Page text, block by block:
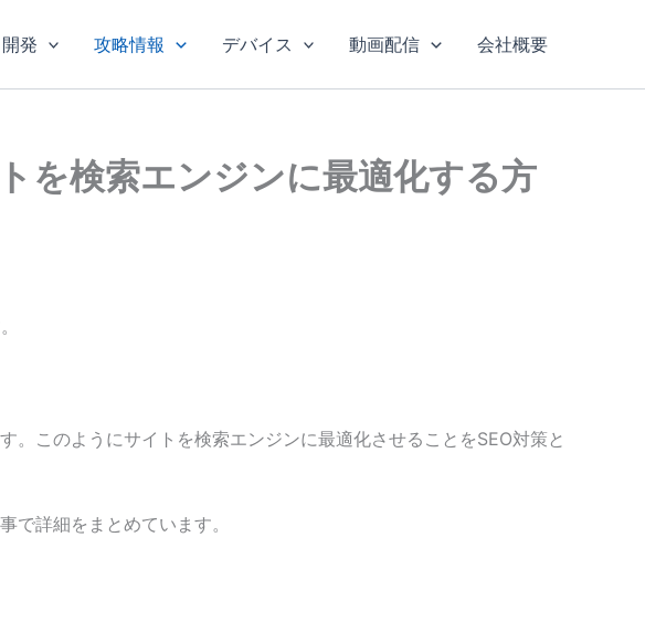
開発 攻略情報 デバイス 動画配信 会社概要
を検索エンジンに最適化する方
このようにサイトを検索エンジンに最適化させることをSEO対策と
で詳細をまとめています。